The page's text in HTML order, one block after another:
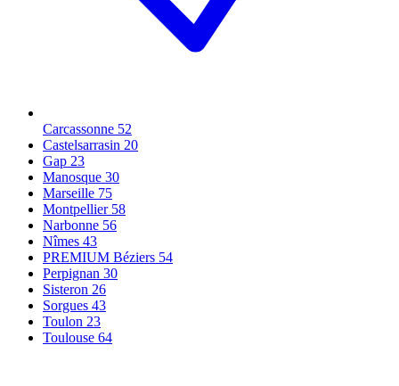
Carcassonne 52
Castelsarrasin 20
Gap 23
Manosque 30
Marseille 75
Montpellier 58
Narbonne 56
Nîmes 43
PREMIUM Béziers 54
Perpignan 30
Sisteron 26
Sorgues 43
Toulon 23
Toulouse 64